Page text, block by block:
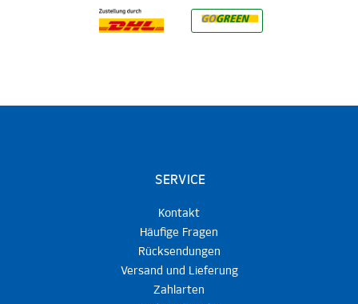
SERVICE
Kontakt
Häufige Fragen
Rücksendungen
Versand und Lieferung
Zahlarten